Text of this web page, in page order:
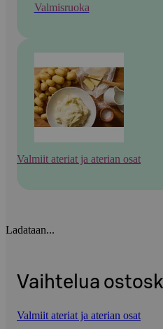
Valmisruoka
Valmiit ateriat ja aterian osat
Ladataan...
Vaihtelua
Valmiit ateriat ja aterian osat